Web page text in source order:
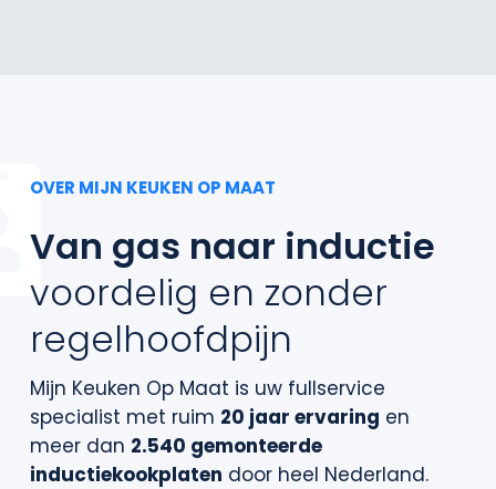
OVER MIJN KEUKEN OP MAAT
Van gas naar inductie
voordelig en zonder
regelhoofdpijn
Mijn Keuken Op Maat is uw fullservice
specialist met ruim 20 jaar ervaring en
meer dan 2.540 gemonteerde
inductiekookplaten door heel Nederland.